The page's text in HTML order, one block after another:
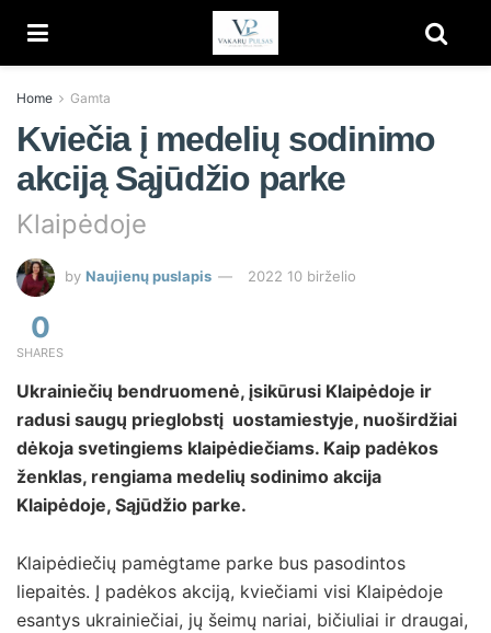
Home Gamta
Kviečia į medelių sodinimo
akciją Sąjūdžio parke
Klaipėdoje
by Naujienų puslapis 2022 10 birželio
0
SHARES
Ukrainiečių bendruomenė, įsikūrusi Klaipėdoje ir
radusi saugų prieglobstį uostamiestyje, nuoširdžiai
dėkoja svetingiems klaipėdiečiams. Kaip padėkos
ženklas, rengiama medelių sodinimo akcija
Klaipėdoje, Sąjūdžio parke.
Klaipėdiečių pamėgtame parke bus pasodintos
liepaitės. Į padėkos akciją, kviečiami visi Klaipėdoje
esantys ukrainiečiai, jų šeimų nariai, bičiuliai ir draugai,